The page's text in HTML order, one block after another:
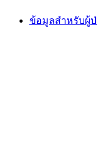
ข้อมูลสำหรับผู้ป่